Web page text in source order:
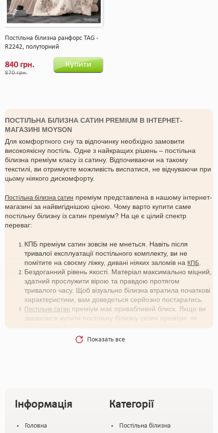
Постільна білизна ранфорс TAG -
R2242, полуторний
840 грн.
870 грн.
Купити
ПОСТІЛЬНА БІЛИЗНА САТИН PREMIUM В ІНТЕРНЕТ-
МАГАЗИНІ MOYSON
Для комфортного сну та відпочинку необхідно замовити
високоякісну постіль. Одне з найкращих рішень – постільна
білизна преміум класу із сатину. Відпочиваючи на такому
текстилі, ви отримуєте можливість виспатися, не відчуваючи при
цьому ніякого дискомфорту.
Постільна білизна сатин преміум представлена в нашому інтернет-
магазині за найвигіднішою ціною. Чому варто купити саме
постільну білизну із сатин преміум? На це є цілий спектр
переваг:
КПБ преміум сатин зовсім не мнеться. Навіть після
тривалої експлуатації постільного комплекту, ви не
помітите на своєму ліжку, дивані ніяких заломів на КПБ.
Бездоганний рівень якості. Матеріал максимально міцний,
здатний прослужити вірою та правдою протягом
тривалого часу. Щоб візуально білизна втратила початкові
характеристики, вам доведеться серйозно постаратись.
Постільне сатин преміум має привабливий блиск. Якщо ви
зважилися купити постільну білизну сатин преміум, як
тільки посталите якісний текстиль на своє ліжко, диван,
відразу ж помітите, наскільки він привабливо виглядає,
Щоб вибрати набір для особистого користування, орієнтуйтеся
тільки на власні переваги. Якщо ви шукаєте високоякісну постіль
забувайте звертати увагу на його стиль і спосіб життя. Це
Показать все
Інформація
Головна
Категорії
Постільна білизна